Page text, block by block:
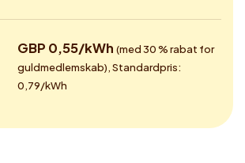
GBP 0,55/kWh (med 30 % rabat for
guldmedlemskab), Standardpris:
0,79/kWh